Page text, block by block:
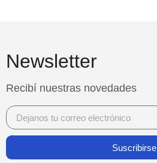
Newsletter
Recibí nuestras novedades
Suscribirse